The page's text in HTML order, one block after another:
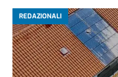
REDAZIONALI